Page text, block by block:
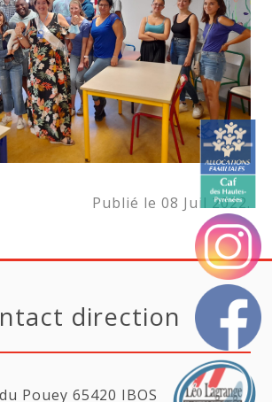
Publié le 08 Juil 2022.
direction
Pouey 65420 IBOS